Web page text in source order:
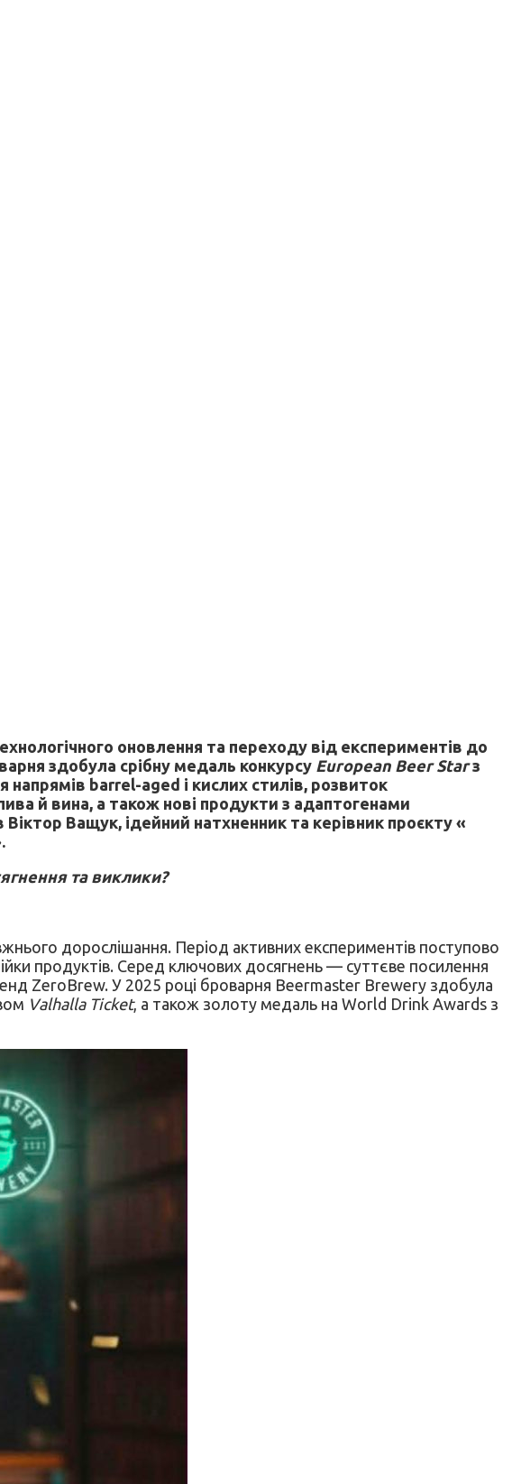
оновлення та переходу від експериментів до
здобула срібну медаль конкурсу European Beer Starз
напрямів barrel-aged і кислих стилів, розвиток
й вина, а також нові продукти з адаптогенами
Ващук, ідейний натхненник та керівник проєкту «
та виклики?
дорослішання. Період активних експериментів поступово
продуктів. Серед ключових досягнень — суттєве посилення
ZeroBrew. У 2025 році броварня Beermaster Brewery здобула
Valhalla Ticket, а також золоту медаль на World Drink Awards з